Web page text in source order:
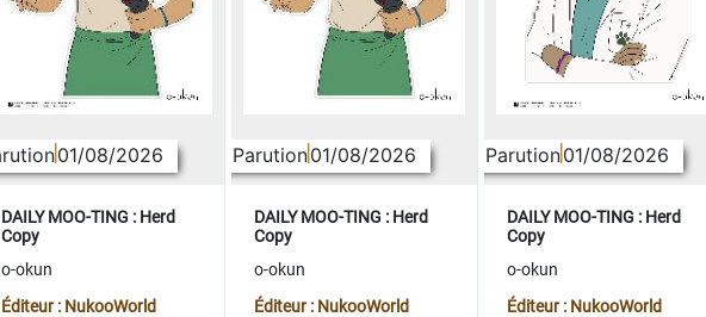
01/08/2026
DAILY MOO-TING : Herd
Copy
o-okun
Éditeur : NukooWorld
Parution01/08/2026
DAILY MOO-TING : Herd
Copy
o-okun
Éditeur : NukooWorld
Parution01/08/2026
DAILY MOO-TING : Herd
Copy
o-okun
Éditeur : NukooWorld